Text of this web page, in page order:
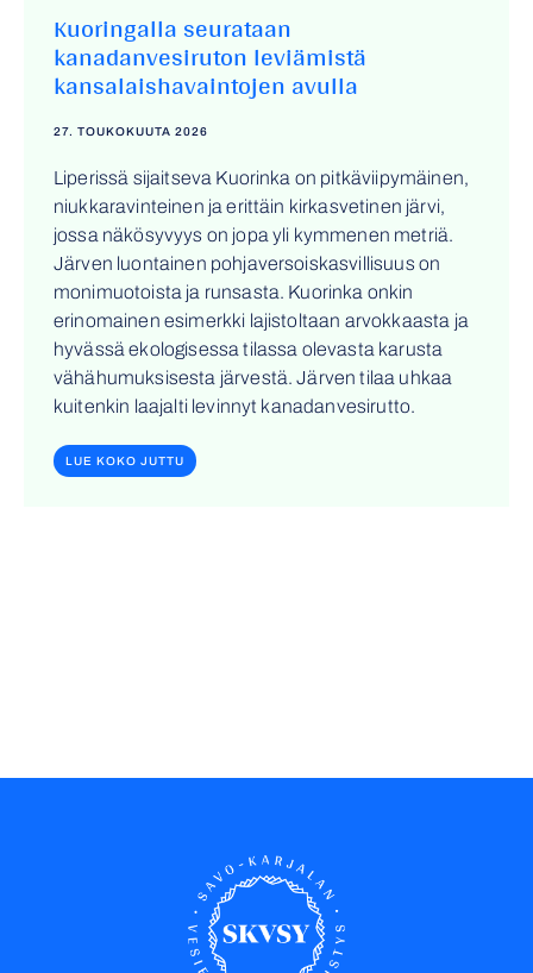
Kuoringalla seurataan
kanadanvesiruton leviämistä
kansalaishavaintojen avulla
27. TOUKOKUUTA 2026
Liperissä sijaitseva Kuorinka on pitkäviipymäinen,
niukkaravinteinen ja erittäin kirkasvetinen järvi,
jossa näkösyvyys on jopa yli kymmenen metriä.
Järven luontainen pohjaversoiskasvillisuus on
monimuotoista ja runsasta. Kuorinka onkin
erinomainen esimerkki lajistoltaan arvokkaasta ja
hyvässä ekologisessa tilassa olevasta karusta
vähähumuksisesta järvestä. Järven tilaa uhkaa
kuitenkin laajalti levinnyt kanadanvesirutto.
LUE KOKO JUTTU